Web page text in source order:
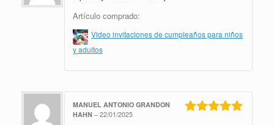
Artículo comprado:
Video invitaciones de cumpleaños para niños
y adultos
MANUEL ANTONIO GRANDON
HAHN – 22/01/2025